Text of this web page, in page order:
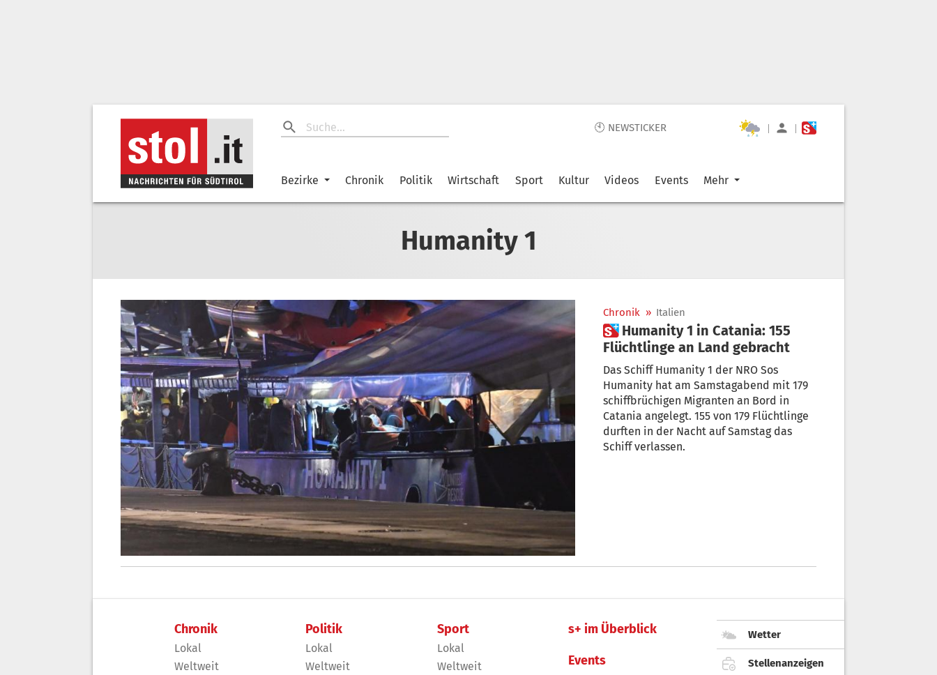
🕙 NEWSTICKER | |
Bezirke Chronik Politik Wirtschaft Sport Kultur Videos Events Mehr
Humanity 1
Chronik » Italien
 Humanity 1 in Catania: 155
Flüchtlinge an Land gebracht
Das Schiff Humanity 1 der NRO Sos
Humanity hat am Samstagabend mit 179
schiffbrüchigen Migranten an Bord in
Catania angelegt. 155 von 179 Flüchtlinge
durften in der Nacht auf Samstag das
Schiff verlassen.
Chronik
Lokal
Weltweit
Politik
Lokal
Weltweit
Sport
Lokal
Weltweit
s+ im Überblick
Events
Wetter
Stellenanzeigen